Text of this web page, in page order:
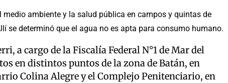
ambiente y la salud pública en campos y quintas de
se determinó que el agua no es apta para consumo humano.
a cargo de la Fiscalía Federal N°1 de Mar del
en distintos puntos de la zona de Batán, en
Colina Alegre y el Complejo Penitenciario, en